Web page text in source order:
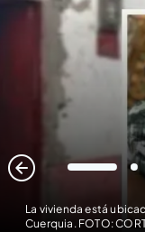
La vivienda está
Cuerquia. FOTO:
1 2